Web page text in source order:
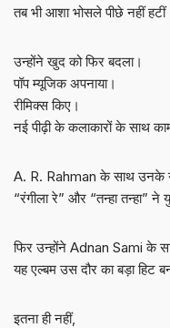
तब भी आशा भोसले पीछे नहीं
उन्होंने खुद को फिर बदला।
पॉप म्यूजिक अपनाया।
रीमिक्स किए।
नई पीढ़ी के कलाकारों के साथ
A. R. Rahman के साथ उनके
“रंगीला रे” और “तन्हा तन्हा” ने
फिर उन्होंने Adnan Sami के
यह एल्बम उस दौर का बड़ा हिट
इतना ही नहीं,